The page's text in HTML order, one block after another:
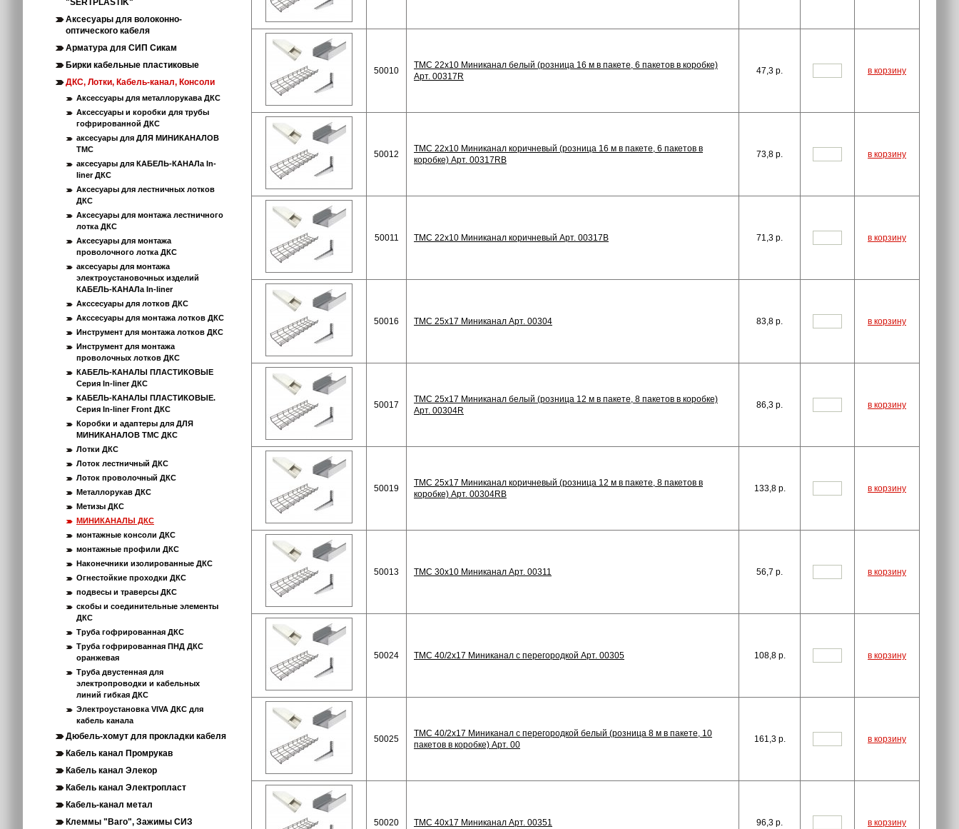
Аксесуары для волоконно-
оптического кабеля
Арматура для СИП Сикам
Бирки кабельные пластиковые
ДКС, Лотки, Кабель-канал, Консоли
Аксессуары для металлорукава ДКС
Аксессуары и коробки для трубы
гофрированной ДКС
аксесуары для ДЛЯ МИНИКАНАЛОВ
ТМС
аксесуары для КАБЕЛЬ-КАНАЛа In-
liner ДКС
Аксесуары для лестничных лотков
ДКС
Аксесуары для монтажа лестничного
лотка ДКС
Аксесуары для монтажа
проволочного лотка ДКС
аксесуары для монтажа
электроустановочных изделий
КАБЕЛЬ-КАНАЛа In-liner
Акссесуары для лотков ДКС
Акссесуары для монтажа лотков ДКС
Инструмент для монтажа лотков ДКС
Инструмент для монтажа
проволочных лотков ДКС
КАБЕЛЬ-КАНАЛЫ ПЛАСТИКОВЫЕ
Серия In-liner ДКС
КАБЕЛЬ-КАНАЛЫ ПЛАСТИКОВЫЕ.
Серия In-liner Front ДКС
Коробки и адаптеры для ДЛЯ
МИНИКАНАЛОВ ТМС ДКС
Лотки ДКС
Лоток лестничный ДКС
Лоток проволочный ДКС
Металлорукав ДКС
Метизы ДКС
МИНИКАНАЛЫ ДКС
монтажные консоли ДКС
монтажные профили ДКС
Наконечники изолированные ДКС
Огнестойкие проходки ДКС
подвесы и траверсы ДКС
скобы и соединительные элементы
ДКС
Труба гофрированная ДКС
Труба гофрированная ПНД ДКС
оранжевая
Труба двустенная для
электропроводки и кабельных
линий гибкая ДКС
Электроустановка VIVA ДКС для
кабель канала
Дюбель-хомут для прокладки кабеля
Кабель канал Промрукав
Кабель канал Элекор
Кабель канал Электропласт
Кабель-канал метал
Клеммы "Ваго", Зажимы СИЗ
50010
TMC 22x10 Миниканал белый (розница 16 м в пакете, 6 пакетов в коробке)
Арт. 00317R
47,3 p. в корзину
50012
TMC 22x10 Миниканал коричневый (розница 16 м в пакете, 6 пакетов в
коробке) Арт. 00317RB
73,8 p. в корзину
50011 TMC 22x10 Миниканал коричневый Арт. 00317B 71,3 p. в корзину
50016 TMC 25x17 Миниканал Арт. 00304 83,8 p. в корзину
50017
TMC 25x17 Миниканал белый (розница 12 м в пакете, 8 пакетов в коробке)
Арт. 00304R
86,3 p. в корзину
50019
TMC 25x17 Миниканал коричневый (розница 12 м в пакете, 8 пакетов в
коробке) Арт. 00304RB
133,8p. в корзину
50013 TMC 30x10 Миниканал Арт. 00311 56,7 p. в корзину
50024 TMC 40/2x17 Миниканал с перегородкой Арт. 00305 108,8p. в корзину
50025
TMC 40/2x17 Миниканал с перегородкой белый (розница 8 м в пакете, 10
пакетов в коробке) Арт. 00
161,3p. в корзину
50020 TMC 40x17 Миниканал Арт. 00351 96,3 p. в корзину